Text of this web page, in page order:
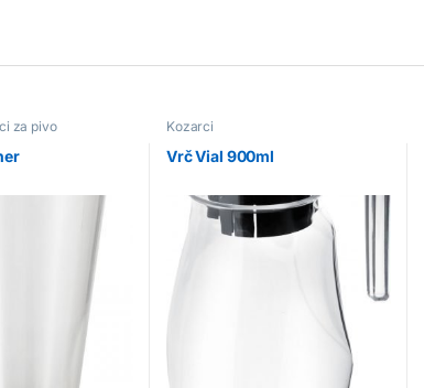
za pivo Kozarci
Vrč Vial 900ml